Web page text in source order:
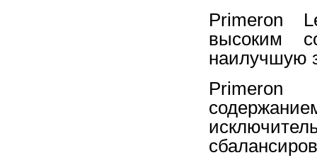
Primeron
высоким
наилучшую
Primeron